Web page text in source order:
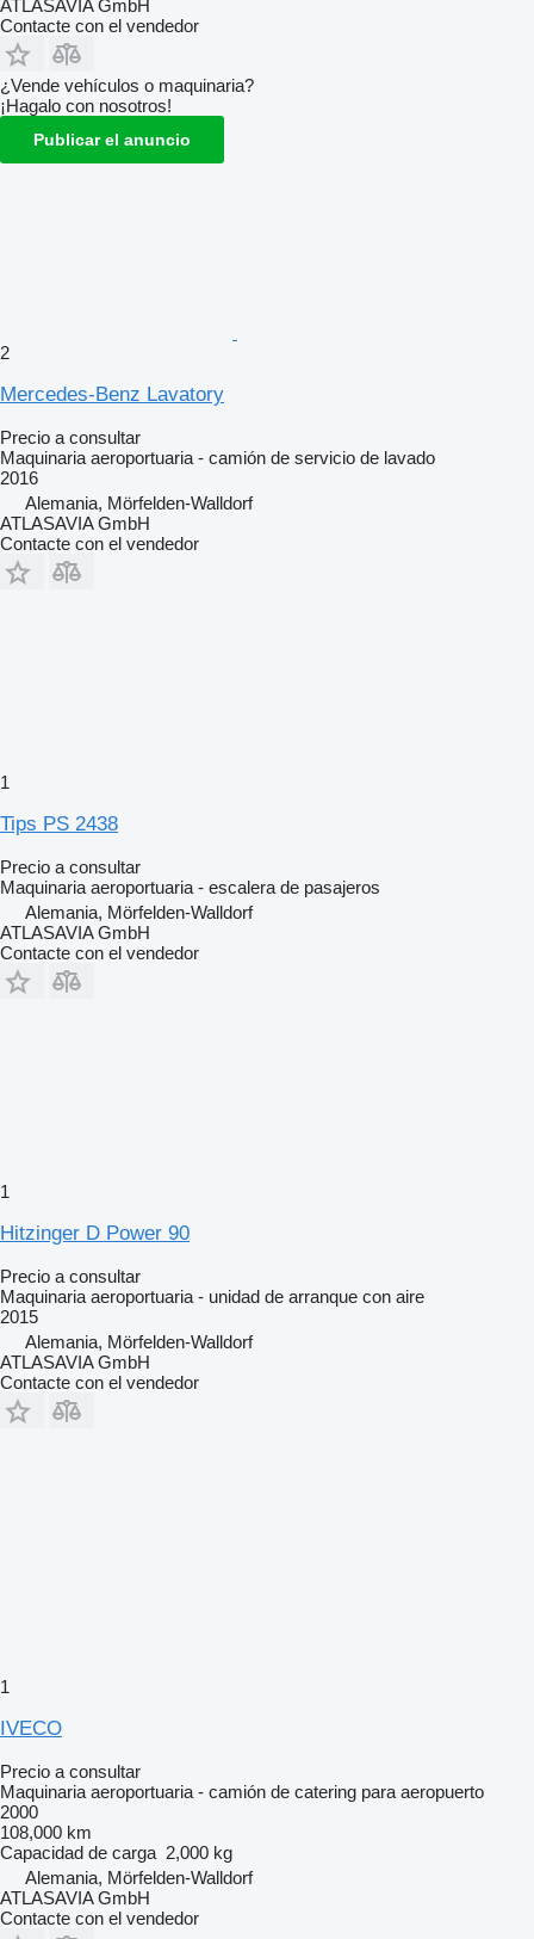
ATLASAVIA GmbH
Contacte con el vendedor
¿Vende vehículos o maquinaria?
¡Hagalo con nosotros!
Publicar el anuncio
2
Mercedes-Benz Lavatory
Precio a consultar
Maquinaria aeroportuaria - camión de servicio de lavado
2016
Alemania, Mörfelden-Walldorf
ATLASAVIA GmbH
Contacte con el vendedor
1
Tips PS 2438
Precio a consultar
Maquinaria aeroportuaria - escalera de pasajeros
Alemania, Mörfelden-Walldorf
ATLASAVIA GmbH
Contacte con el vendedor
1
Hitzinger D Power 90
Precio a consultar
Maquinaria aeroportuaria - unidad de arranque con aire
2015
Alemania, Mörfelden-Walldorf
ATLASAVIA GmbH
Contacte con el vendedor
1
IVECO
Precio a consultar
Maquinaria aeroportuaria - camión de catering para aeropuerto
2000
108,000 km
Capacidad de carga 2,000 kg
Alemania, Mörfelden-Walldorf
ATLASAVIA GmbH
Contacte con el vendedor